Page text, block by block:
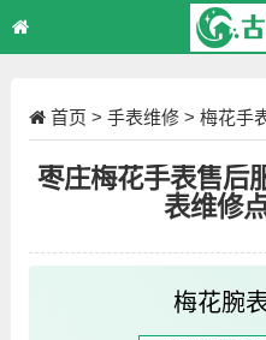
首页 > 手表维修> 梅花手
枣庄梅花手表售后
表维修
梅花腕